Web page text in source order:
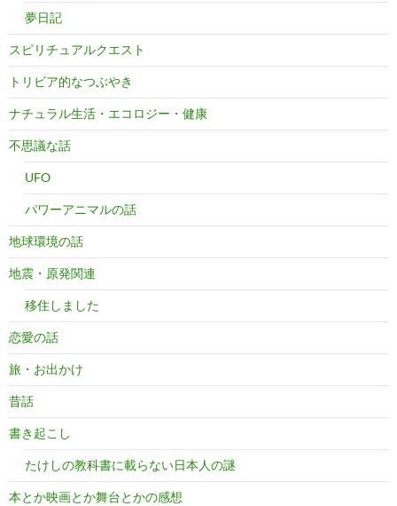
夢日記
スピリチュアルクエスト
トリビア的なつぶやき
ナチュラル生活・エコロジー・健康
不思議な話
UFO
パワーアニマルの話
地球環境の話
地震・原発関連
移住しました
恋愛の話
旅・お出かけ
昔話
書き起こし
たけしの教科書に載らない日本人の謎
本とか映画とか舞台とかの感想